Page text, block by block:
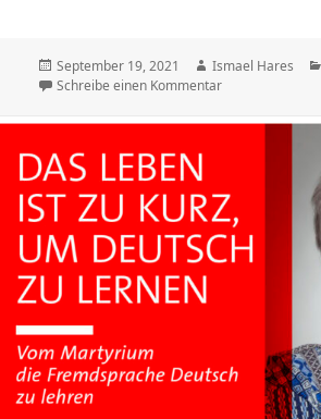
Veröffentlicht
am
September 19, 2021 Autor
Ismael Hares
Schreibe einen Kommentarzu AG